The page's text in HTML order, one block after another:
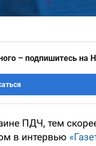
– подпишитесь на
ПДЧ, тем
в интервью